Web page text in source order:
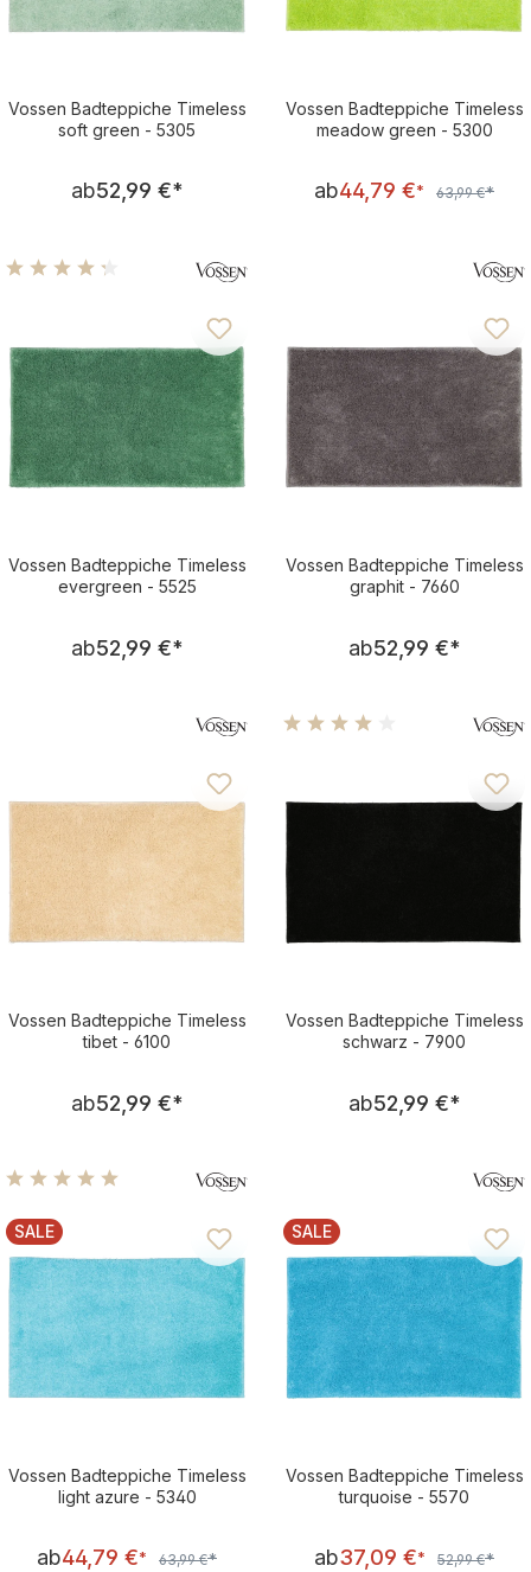
Vossen Badteppiche Timeless
soft green - 5305
Regulärer Preis:
ab52,99 €*
Vossen Badteppiche Timeless
meadow green - 5300
ab44,79 €* Regulärer
63,99 €*
Vossen Badteppiche Timeless
evergreen - 5525
Regulärer Preis:
ab52,99 €*
Vossen Badteppiche Timeless
graphit - 7660
Regulärer
ab52,99 €*
Vossen Badteppiche Timeless
tibet - 6100
Regulärer Preis:
ab52,99 €*
Vossen Badteppiche Timeless
schwarz - 7900
Regulärer
ab52,99 €*
RABATT
SALE
Vossen Badteppiche Timeless
light azure - 5340
Verkaufspreis:
ab44,79 €* Regulärer Preis:
63,99 €*
RABATT
SALE
Vossen Badteppiche Timeless
turquoise - 5570
ab37,09 €* Regulärer
52,99 €*